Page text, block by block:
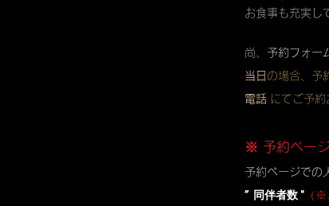
お食事も充実し
尚、 予約フォー
当日 の場合、予
電話 にてご予約
※ 予約ペー
予約ページでの
” 同伴者数 " （